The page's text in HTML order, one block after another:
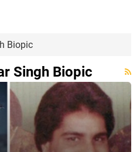
Biopic
Singh Biopic